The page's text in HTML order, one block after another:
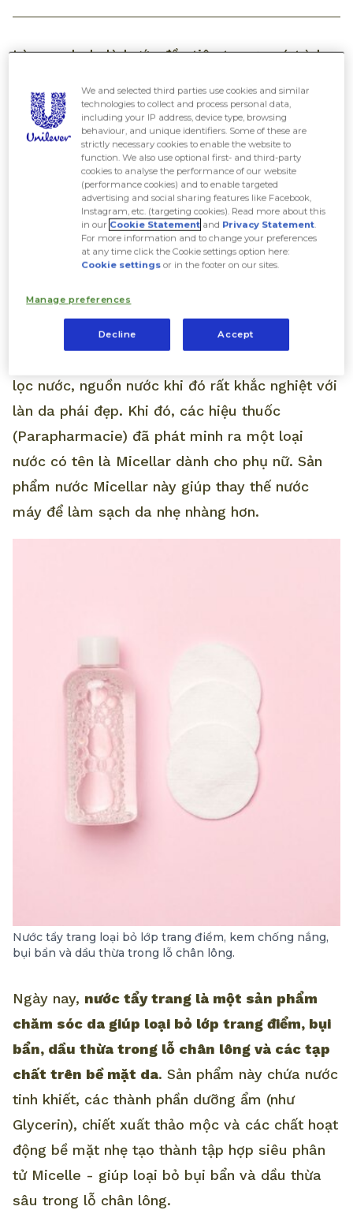
Làm sạch da là bước đầu tiên trong quá trình
mở đường cho các sản phẩm dưỡng da được
hấp thụ tốt hơn. Vì thế, việc tẩy trang đúng
cách và chọn sản phẩm tẩy trang phù hợp với
làn da rất quan trọng. Vậycách dùng nước tẩy
trang chuẩn chỉnhlà như thế nào? Cùng All
Things Beauty tìm hiểu nhé.
Nước tẩy trang có lịch sử ra đời khá thú vị. Vào
lọc nước, nguồn nước khi đó rất khắc nghiệt với
làn da phái đẹp. Khi đó, các hiệu thuốc
(Parapharmacie) đã phát minh ra một loại
nước có tên là Micellar dành cho phụ nữ. Sản
phẩm nước Micellar này giúp thay thế nước
máy để làm sạch da nhẹ nhàng hơn.
Nước tẩy trang loại bỏ lớp trang điểm, kem chống nắng,
bụi bẩn và dầu thừa trong lỗ chân lông.
Ngày nay, nước tẩy trang là một sản phẩm
chăm sóc da giúp loại bỏ lớp trang điểm, bụi
bẩn, dầu thừa trong lỗ chân lông và các tạp
chất trên bề mặt da. Sản phẩm này chứa nước
tinh khiết, các thành phần dưỡng ẩm (như
Glycerin), chiết xuất thảo mộc và các chất hoạt
động bề mặt nhẹ tạo thành tập hợp siêu phân
tử Micelle - giúp loại bỏ bụi bẩn và dầu thừa
sâu trong lỗ chân lông.
We and selected third parties use cookies and similar
technologies to collect and process personal data,
including your IP address, device type, browsing
behaviour, and unique identifiers. Some of these are
strictly necessary cookies to enable the website to
function. We also use optional first- and third-party
cookies to analyse the performance of our website
(performance cookies) and to enable targeted
advertising and social sharing features like Facebook,
Instagram, etc. (targeting cookies). Read more about this
in our Cookie Statement and Privacy Statement.
For more information and to change your preferences
at any time click the Cookie settings option here:
Cookie settings or in the footer on our sites.
Manage preferences
Decline Accept